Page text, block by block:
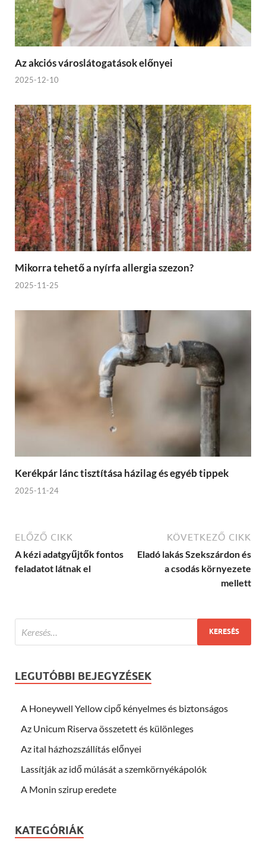
Az akciós városlátogatások előnyei
2025-12-10
Mikorra tehető a nyírfa allergia szezon?
2025-11-25
Kerékpár lánc tisztítása házilag és egyéb tippek
2025-11-24
ELŐZŐ CIKK
A kézi adatgyűjtők fontos
feladatot látnak el
KÖVETKEZŐ CIKK
Eladó lakás Szekszárdon és
a csodás környezete
mellett
LEGUTÓBBI BEJEGYZÉSEK
A Honeywell Yellow cipő kényelmes és biztonságos
Az Unicum Riserva összetett és különleges
Az ital házhozszállítás előnyei
Lassítják az idő múlását a szemkörnyékápolók
A Monin szirup eredete
KATEGÓRIÁK